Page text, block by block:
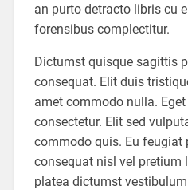
an purto detracto libris cu
forensibus complectitur.
Dictumst quisque sagittis
consequat. Elit duis
amet commodo nulla.
consectetur. Elit sed
commodo quis. Eu feugiat
consequat nisl vel pretium
platea dictumst